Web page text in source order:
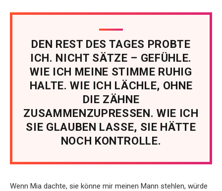
DEN REST DES TAGES PROBTE
ICH. NICHT SÄTZE – GEFÜHLE.
WIE ICH MEINE STIMME RUHIG
HALTE. WIE ICH LÄCHLE, OHNE
DIE ZÄHNE
ZUSAMMENZUPRESSEN. WIE ICH
SIE GLAUBEN LASSE, SIE HÄTTE
NOCH KONTROLLE.
Wenn Mia dachte, sie könne mir meinen Mann stehlen, würde